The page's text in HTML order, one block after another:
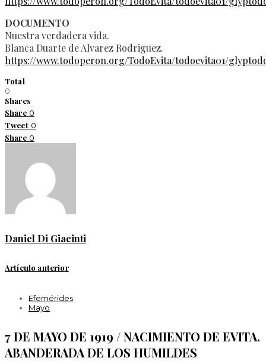
DOCUMENTO
Nuestra verdadera vida.
Blanca Duarte de Alvarez Rodriguez.
https://www.todoperon.org/TodoEvita/todoevita01/
Total
0
Shares
Share 0
Tweet 0
Share 0
Daniel Di Giacinti
Artículo anterior
Efemérides
Mayo
7 DE MAYO DE 1919 / NACIMIENTO DE EVITA.
ABANDERADA DE LOS HUMILDES